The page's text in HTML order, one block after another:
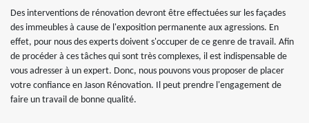
Des interventions de rénovation devront être effectuées sur les façades
des immeubles à cause de l'exposition permanente aux agressions. En
effet, pour nous des experts doivent s'occuper de ce genre de travail. Afin
de procéder à ces tâches qui sont très complexes, il est indispensable de
vous adresser à un expert. Donc, nous pouvons vous proposer de placer
votre confiance en Jason Rénovation. Il peut prendre l'engagement de
faire un travail de bonne qualité.